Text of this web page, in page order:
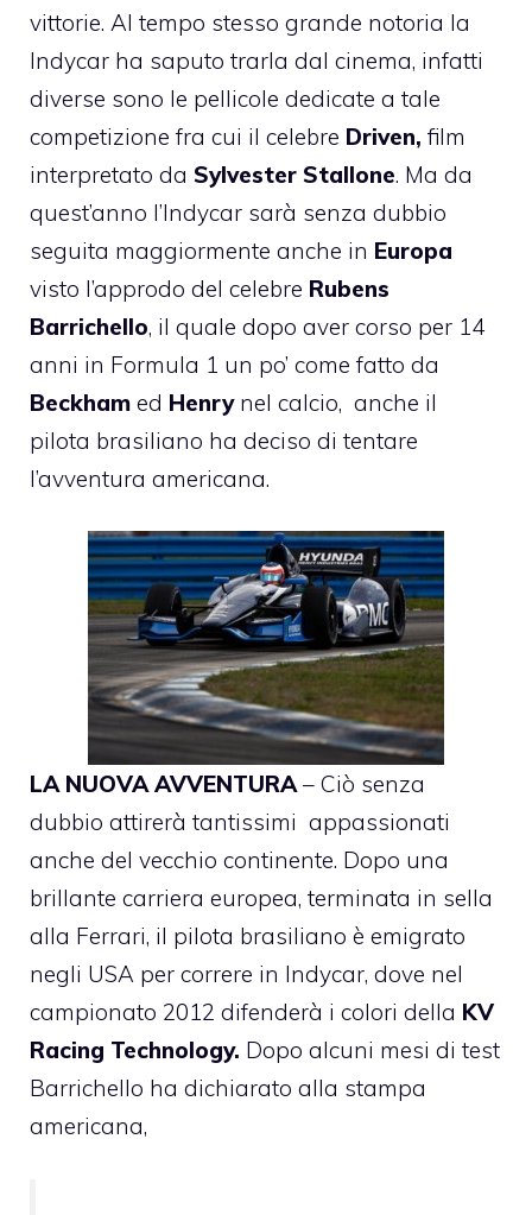
vittorie. Al tempo stesso grande notoria la
Indycar ha saputo trarla dal cinema, infatti
diverse sono le pellicole dedicate a tale
competizione fra cui il celebre Driven, film
interpretato da Sylvester Stallone. Ma da
quest’anno l’Indycar sarà senza dubbio
seguita maggiormente anche in Europa
visto l’approdo del celebre Rubens
Barrichello, il quale dopo aver corso per 14
anni in Formula 1 un po’ come fatto da
Beckham ed Henrynel calcio, anche il
pilota brasiliano ha deciso di tentare
l’avventura americana.
LA NUOVA AVVENTURA– Ciò senza
dubbio attirerà tantissimi appassionati
anche del vecchio continente. Dopo una
brillante carriera europea, terminata in sella
alla Ferrari, il pilota brasiliano è emigrato
negli USA per correre in Indycar, dove nel
campionato 2012 difenderà i colori della KV
Racing Technology. Dopo alcuni mesi di test
Barrichello ha dichiarato alla stampa
americana,